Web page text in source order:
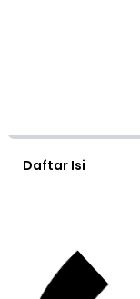
Daftar Isi